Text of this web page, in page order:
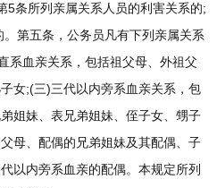
5条所列亲属关系人员的利害关系的;
第五条，公务员凡有下列亲属关系
血亲关系，包括祖父母、外祖父
女;(三)三代以内旁系血亲关系，包
姐妹、表兄弟姐妹、侄子女、甥子
母、配偶的兄弟姐妹及其配偶、子
以内旁系血亲的配偶。本规定所列